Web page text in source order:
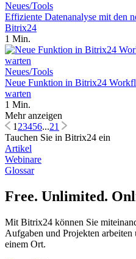
Neues/Tools
Effiziente Datenanalyse mit den
Bitrix24
1 Min.
Neues/Tools
Neue Funktion in Bitrix24
warten
1 Min.
Mehr anzeigen
123456...21
Tauchen Sie in Bitrix24 ein
Artikel
Webinare
Glossar
Free. Unlimited.
Mit Bitrix24 können Sie
Aufgaben und Projekten
einem Ort.